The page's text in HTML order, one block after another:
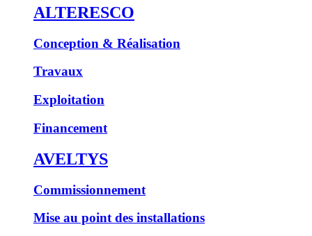
ALTERESCO
Conception & Réalisation
Travaux
Exploitation
Financement
AVELTYS
Commissionnement
Mise au point des installations